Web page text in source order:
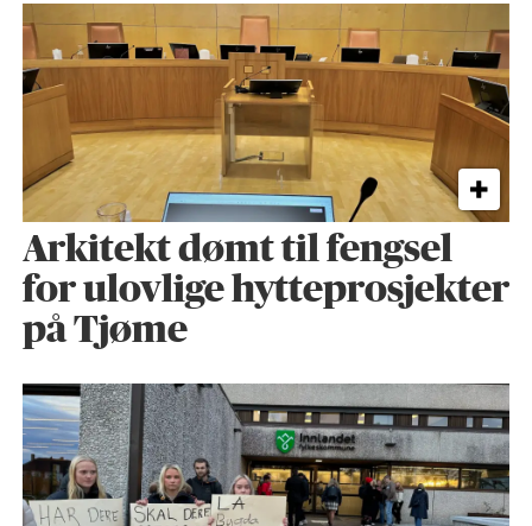
Arkitekt dømt til fengsel
for ulovlige hytteprosjekter
på Tjøme